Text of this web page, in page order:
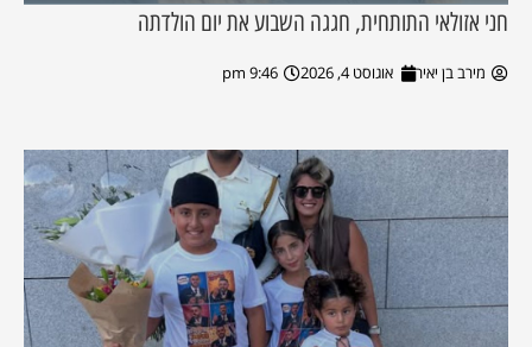
חני אזולאי התותחית, חגגה השבוע את יום הולדתה
מירב בן יאיר אוגוסט 4, 2026 9:46 pm